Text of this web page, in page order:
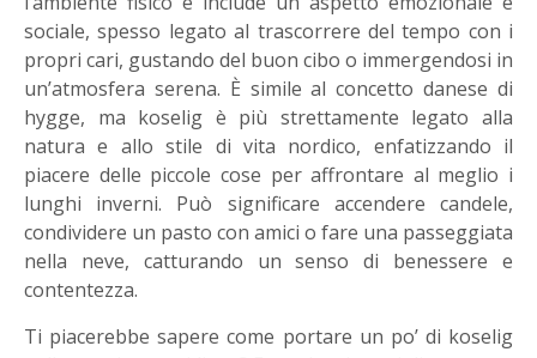
sociale, spesso legato al trascorrere del tempo con i
propri cari, gustando del buon cibo o immergendosi in
un’atmosfera serena. È simile al concetto danese di
hygge, ma koselig è più strettamente legato alla
natura e allo stile di vita nordico, enfatizzando il
piacere delle piccole cose per affrontare al meglio i
lunghi inverni. Può significare accendere candele,
condividere un pasto con amici o fare una passeggiata
nella neve, catturando un senso di benessere e
contentezza.
Ti piacerebbe sapere come portare un po’ di koselig